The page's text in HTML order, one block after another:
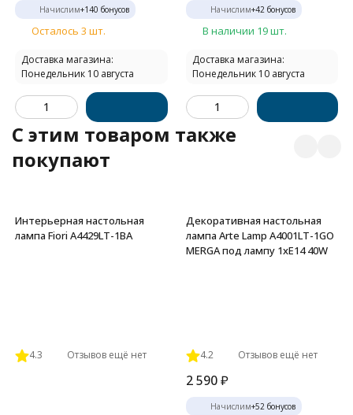
Начислим+140 бонусов
Осталось 3 шт.
Доставка магазина:
Понедельник 10 августа
Начислим+42 бонусов
В наличии 19 шт.
Доставка магазина:
Понедельник 10 августа
C этим товаром также
покупают
Интерьерная настольная
лампа Fiori A4429LT-1BA
4.3 Отзывов ещё нет
Декоративная настольная
лампа Arte Lamp A4001LT-1GO
MERGA под лампу 1xE14 40W
4.2 Отзывов ещё нет
2 590 ₽
Начислим+52 бонусов